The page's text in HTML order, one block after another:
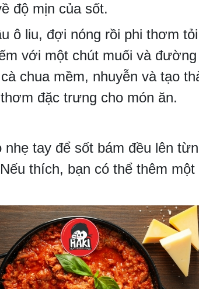
độ mịn của sốt.
ô liu, đợi nóng rồi phi thơm
với một chút muối và
chua mềm, nhuyễn và tạo
đặc trưng cho món ăn.
tay để sốt bám đều lên
thích, bạn có thể thêm